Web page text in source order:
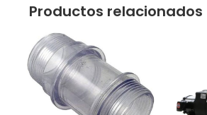
Productos relacionados